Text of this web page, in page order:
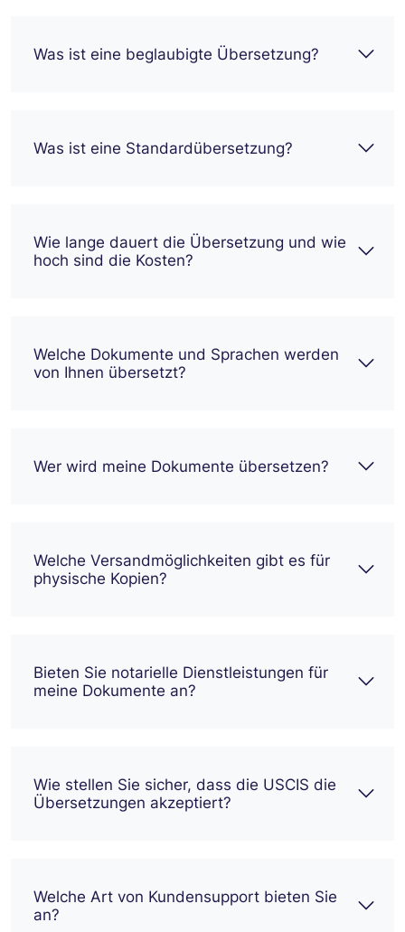
Was ist eine beglaubigte Übersetzung?
Was ist eine Standardübersetzung?
Wie lange dauert die Übersetzung und wie
hoch sind die Kosten?
Welche Dokumente und Sprachen werden
von Ihnen übersetzt?
Wer wird meine Dokumente übersetzen?
Welche Versandmöglichkeiten gibt es für
physische Kopien?
Bieten Sie notarielle Dienstleistungen für
meine Dokumente an?
Wie stellen Sie sicher, dass die USCIS die
Übersetzungen akzeptiert?
Welche Art von Kundensupport bieten Sie
an?